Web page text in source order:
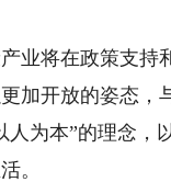
将在政策支持
加开放的姿态
人为本”的理念，
。